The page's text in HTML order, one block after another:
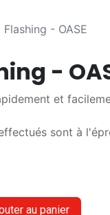
- OASE
-
et
sont à
au panier